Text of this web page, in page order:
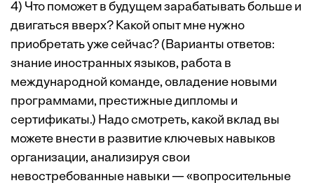
4) Что поможет в будущем зарабатывать больше и
двигаться вверх? Какой опыт мне нужно
приобретать уже сейчас? (Варианты ответов:
знание иностранных языков, работа в
международной команде, овладение новыми
программами, престижные дипломы и
сертификаты.) Надо смотреть, какой вклад вы
можете внести в развитие ключевых навыков
организации, анализируя свои
невостребованные навыки — «вопросительные